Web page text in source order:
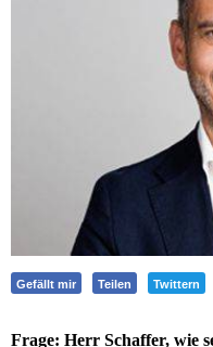
Gefällt mir Teilen Twittern
Frage: Herr Schaffer, wie